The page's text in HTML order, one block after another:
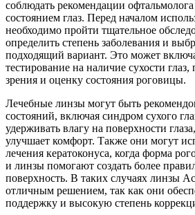
соблюдать рекомендации офтальмолога
состоянием глаз. Перед началом
необходимо пройти тщательное
определить степень заболевания и
подходящий вариант. Это может
тестирование на наличие сухости
зрения и оценку состояния роговицы.
Лечебные линзы могут быть
состояний, включая синдром сухого
удерживать влагу на поверхности
улучшает комфорт. Также они могут
лечения кератоконуса, когда форма
и линзы помогают создать более
поверхность. В таких случаях линзы
отличным решением, так как они
поддержку и высокую степень